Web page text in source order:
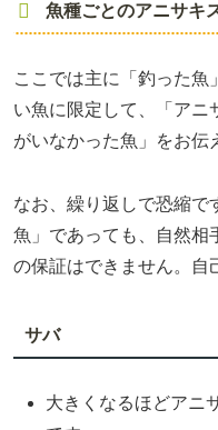
魚種ごとのアニサキ
ここでは主に「釣った魚
い魚に限定して、「アニ
がいなかった魚」をお伝
なお、繰り返しで恐縮で
魚」であっても、自然相
の保証はできません。自
サバ
大きくなるほどアニ